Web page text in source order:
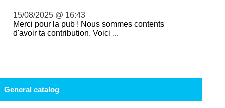
15/08/2025 @ 16:43
Merci pour la pub ! Nous sommes contents
d'avoir ta contribution. Voici ...
General catalog